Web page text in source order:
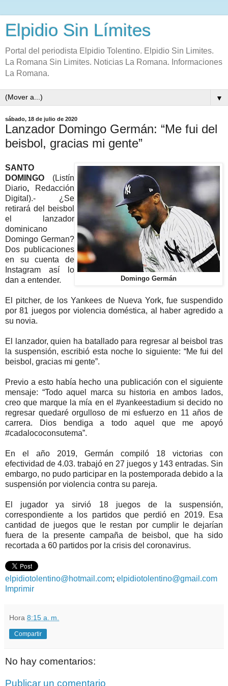
Elpidio Sin Límites
Portal del periodista Elpidio Tolentino. Elpidio Sin Limites.
La Romana Sin Limites. Noticias La Romana. Informaciones
La Romana.
▼
sábado, 18 de julio de 2020
Lanzador Domingo Germán: “Me fui del
beisbol, gracias mi gente”
Domingo Germán
SANTO
DOMINGO (Listín
Diario,
Redacción
Digital).- ¿Se
retirará del beisbol
el lanzador
dominicano
Domingo German?
Dos publicaciones
en su cuenta de
Instagram así lo
dan a entender.
El pitcher, de los Yankees de Nueva York, fue suspendido
por 81 juegos por violencia doméstica, al haber agredido a
su novia.
El lanzador, quien ha batallado para regresar al beisbol tras
la suspensión, escribió esta noche lo siguiente: “Me fui del
beisbol, gracias mi gente”.
Previo a esto había hecho una publicación con el siguiente
mensaje: “Todo aquel marca su historia en ambos lados,
creo que marque la mía en el #yankeestadium si decido no
regresar quedaré orgulloso de mi esfuerzo en 11 años de
carrera. Dios bendiga a todo aquel que me apoyó
#cadalococonsutema”.
En el año 2019, Germán compiló 18 victorias con
efectividad de 4.03. trabajó en 27 juegos y 143 entradas. Sin
embargo, no pudo participar en la postemporada debido a la
suspensión por violencia contra su pareja.
El jugador ya sirvió 18 juegos de la suspensión,
correspondiente a los partidos que perdió en 2019. Esa
cantidad de juegos que le restan por cumplir le dejarían
fuera de la presente campaña de beisbol, que ha sido
recortada a 60 partidos por la crisis del coronavirus.
elpidiotolentino@hotmail.com; elpidiotolentino@gmail.com
Imprimir
Hora 8:15 a. m.
Compartir
No hay comentarios:
Publicar un comentario